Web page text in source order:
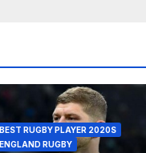
BEST RUGBY PLAYER 2020S
ENGLAND RUGBY